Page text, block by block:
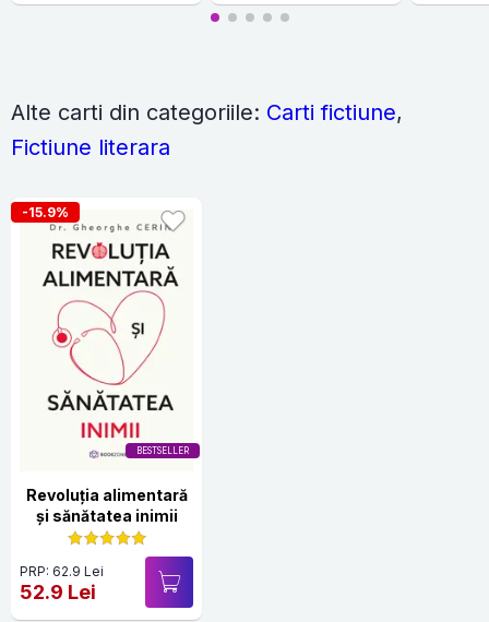
Alte carti din categoriile: Carti fictiune,
Fictiune literara
BESTSELLER
-15.9%
Revoluția alimentară
și sănătatea inimii
PRP: 62.9 Lei
52.9 Lei